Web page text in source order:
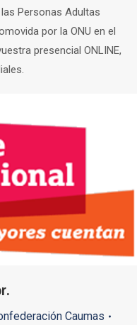
Personas Adultas
por la ONU en el
presencial ONLINE,
Caumas